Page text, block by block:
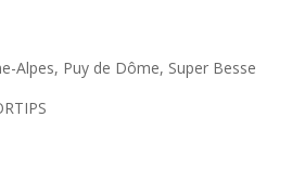
Alpes, Puy de Dôme, Super Besse